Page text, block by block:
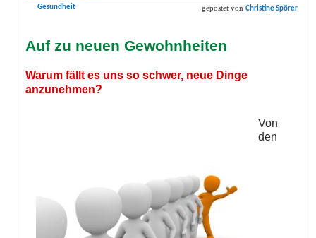
Gesundheit gepostet von Christine Spörer
Auf zu neuen Gewohnheiten
Warum fällt es uns so schwer, neue Dinge
anzunehmen?
Von
den